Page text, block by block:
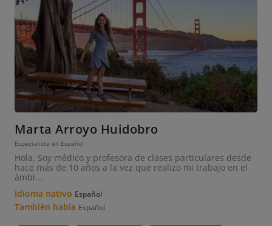
Marta Arroyo Huidobro
Especialista en Español
Hola. Soy médico y profesora de clases particulares desde
hace más de 10 años a la vez que realizo mi trabajo en el
ámbi...
Idioma nativo Español
También habla Español